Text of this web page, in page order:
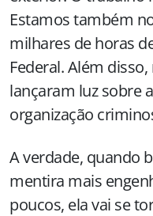
Estamos também
milhares de horas
Federal. Além
lançaram luz sobre
organização
A verdade, quando
mentira mais
poucos, ela vai se